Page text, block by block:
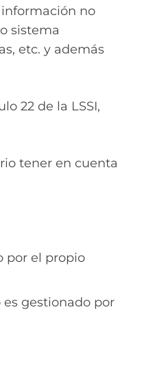
no
sistema
etc. y además
22 de la LSSI,
tener en cuenta
por el propio
gestionado por